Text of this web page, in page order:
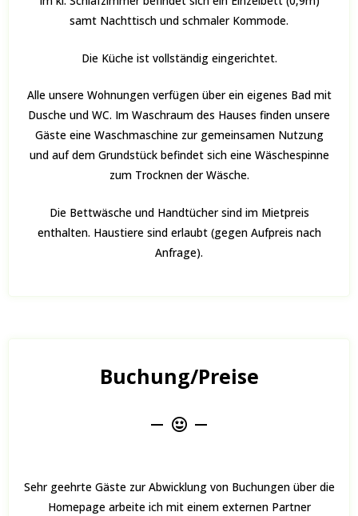
samt Nachttisch und schmaler Kommode.
Die Küche ist vollständig eingerichtet.
Alle unsere Wohnungen verfügen über ein eigenes Bad mit
Dusche und WC. Im Waschraum des Hauses finden unsere
Gäste eine Waschmaschine zur gemeinsamen Nutzung
und auf dem Grundstück befindet sich eine Wäschespinne
zum Trocknen der Wäsche.
Die Bettwäsche und Handtücher sind im Mietpreis
enthalten. Haustiere sind erlaubt (gegen Aufpreis nach
Anfrage).
Buchung/Preise
Sehr geehrte Gäste zur Abwicklung von Buchungen über die
Homepage arbeite ich mit einem externen Partner